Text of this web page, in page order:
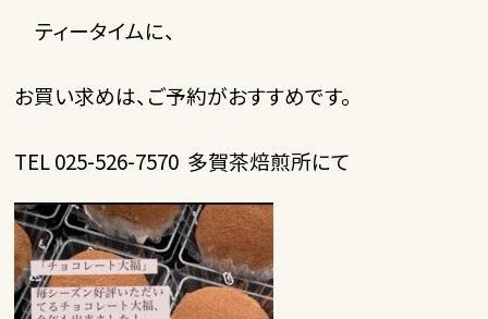
ティータイムに、
お買い求めは、ご予約がおすすめです。
TEL 025-526-7570 多賀茶焙煎所にて